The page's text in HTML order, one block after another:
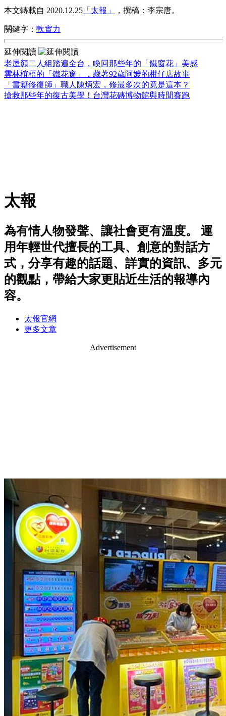
本文轉載自 2020.12.25 「太報」 ，撰稿：李宗唐。
關鍵字： 軟實力
延伸閱讀
老屋顏二人組踏遍全台，喚回那些年的「鐵窗花」美感
雲林椬梧的「鐵花窗」，藏著92歲阿嬤的柑仔店故事
「書籍修復師」職人陳炳宏，修最多次的竟是這本？
搶救那些年的復古美學！台灣花磚博物館與時間賽跑
太報
為有情人物發聲、讓社會更有溫度。 運
用年輕世代擅長的工具、創意的對話方
式，分享有趣的話題、詳實的資訊、多元
的觀點，帶給大家更貼近生活的報導內
容。
太報官網
更多文章
Advertisement